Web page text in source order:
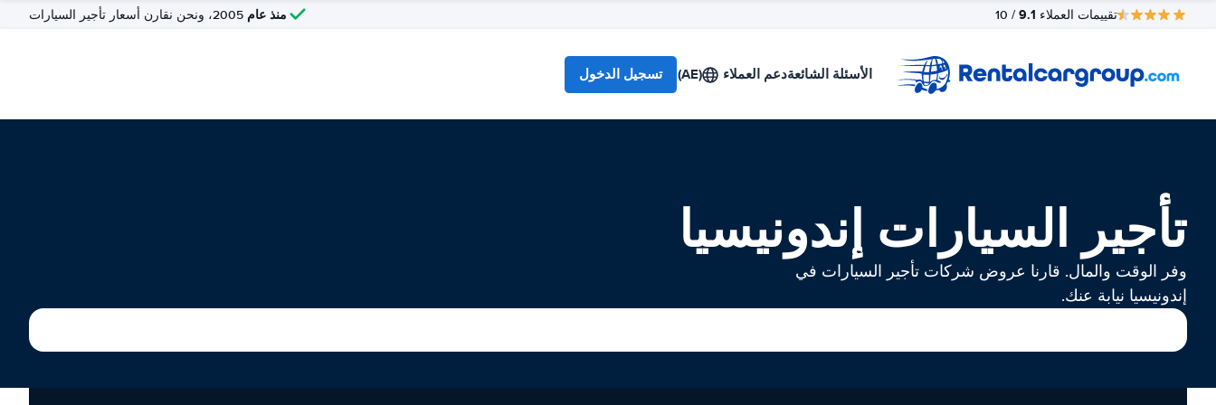
تقييمات العملاء 9.1
/ 10 منذ عام
الأسئلة الشائعةدعم العملاء (AE) تسجيل الدخول
تأجير السيارات إندونيسيا
وفر الوقت والمال. قارنا عروض شركات تأجير السيارات في
إندونيسيا نيابة عنك.